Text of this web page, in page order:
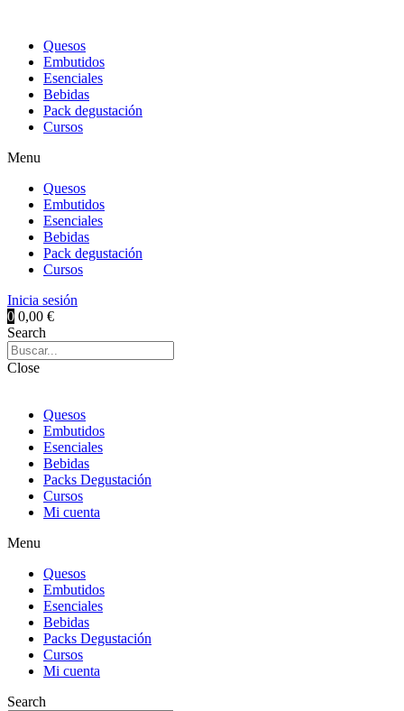
Quesos
Embutidos
Esenciales
Bebidas
Pack degustación
Cursos
Menu
Quesos
Embutidos
Esenciales
Bebidas
Pack degustación
Cursos
Inicia sesión
0 0,00 €
Search
Close
Quesos
Embutidos
Esenciales
Bebidas
Packs Degustación
Cursos
Mi cuenta
Menu
Quesos
Embutidos
Esenciales
Bebidas
Packs Degustación
Cursos
Mi cuenta
Search